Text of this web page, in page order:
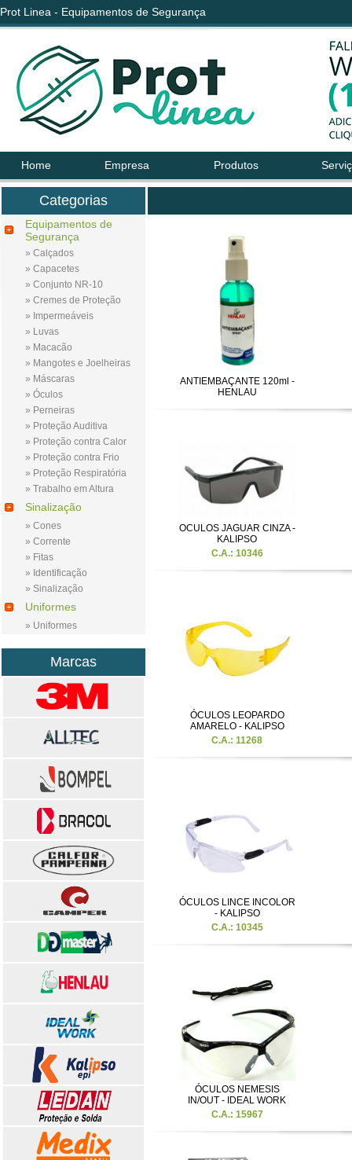
Prot Linea - Equipamentos de Segurança
Home Empresa Produtos
Categorias
Equipamentos de
Segurança
» Calçados
» Capacetes
» Conjunto NR-10
» Cremes de Proteção
» Impermeáveis
» Luvas
» Macacão
» Mangotes e Joelheiras
» Máscaras
» Óculos
» Perneiras
» Proteção Auditiva
» Proteção contra Calor
» Proteção contra Frio
» Proteção Respiratória
» Trabalho em Altura
Sinalização
» Cones
» Corrente
» Fitas
» Identificação
» Sinalização
Uniformes
» Uniformes
Marcas
ANTIEMBAÇANTE 120ml -
HENLAU
OCULOS JAGUAR CINZA -
KALIPSO
C.A.: 10346
ÓCULOS LEOPARDO
AMARELO - KALIPSO
C.A.: 11268
ÓCULOS LINCE INCOLOR
- KALIPSO
C.A.: 10345
ÓCULOS NEMESIS
IN/OUT - IDEAL WORK
C.A.: 15967